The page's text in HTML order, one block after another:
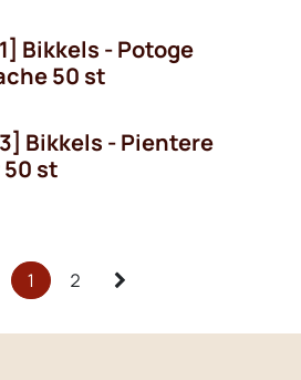
Bikkels - Potoge
50 st
Bikkels - Pientere
50 st
1 2